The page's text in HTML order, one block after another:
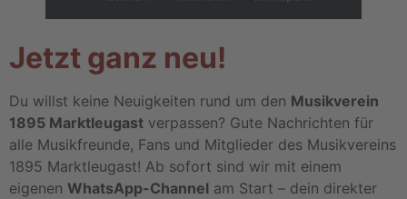
Jetzt ganz neu!
Du willst keine Neuig­kei­ten rund um den Musikverein
1895 Marktleugast verpas­sen? Gute Nach­rich­ten für
alle Musik­freunde, Fans und Mitglie­der des Musik­ver­eins
1895 Marktleugast! Ab sofort sind wir mit einem
eigenen Whats­App-Channel am Start – dein direk­ter